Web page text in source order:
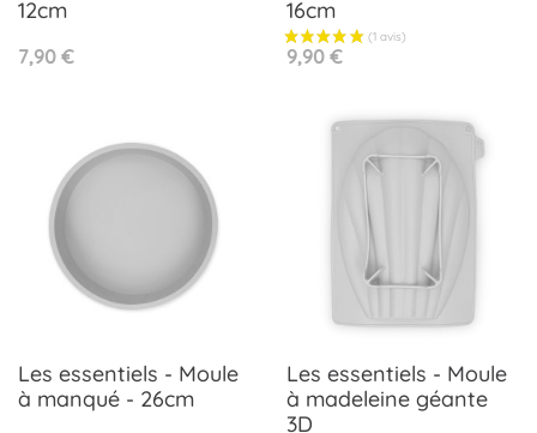
12cm
Prix
7,90 €
16cm
Prix
9,90 €
Les essentiels - Moule
à manqué - 26cm
Les essentiels - Moule
à madeleine géante
3D